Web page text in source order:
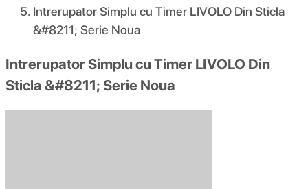
Intrerupator Simplu cu Timer LIVOLO Din Sticla
&#8211; Serie Noua
Intrerupator Simplu cu Timer LIVOLO Din
Sticla &#8211; Serie Noua